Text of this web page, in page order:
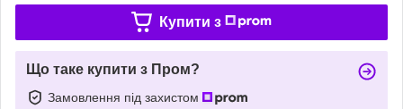
Купити з
Що таке купити з Пром?
Замовлення під захистом